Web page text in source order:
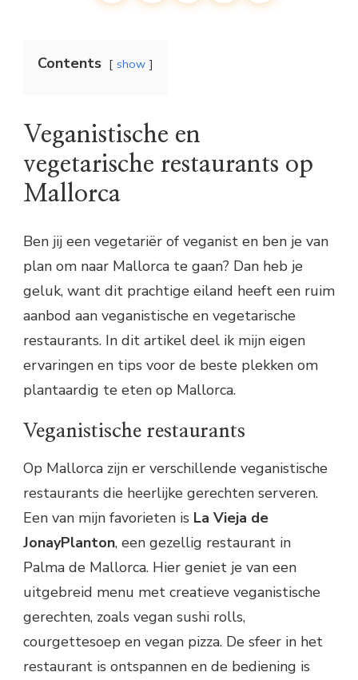
Contents show
Veganistische en
vegetarische restaurants op
Mallorca
Ben jij een vegetariër of veganist en ben je van
plan om naar Mallorca te gaan? Dan heb je
geluk, want dit prachtige eiland heeft een ruim
aanbod aan veganistische en vegetarische
restaurants. In dit artikel deel ik mijn eigen
ervaringen en tips voor de beste plekken om
plantaardig te eten op Mallorca.
Veganistische restaurants
Op Mallorca zijn er verschillende veganistische
restaurants die heerlijke gerechten serveren.
Een van mijn favorieten is La Vieja de
JonayPlanton, een gezellig restaurant in
Palma de Mallorca. Hier geniet je van een
uitgebreid menu met creatieve veganistische
gerechten, zoals vegan sushi rolls,
courgettesoep en vegan pizza. De sfeer in het
restaurant is ontspannen en de bediening is